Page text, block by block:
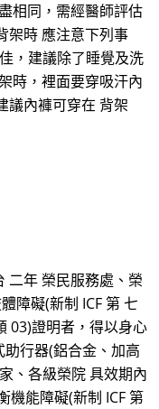
相同，需經醫師評估
架時 應注意下列事
，建議除了睡覺及洗
時，裡面要穿吸汗內
議內褲可穿在 背架
二年 榮民服務處、榮
障礙(新制 ICF 第 七
03)證明者，得以身心
行器(鋁合金、加高
、各級榮院 具效期內
機能障礙(新制 ICF 第